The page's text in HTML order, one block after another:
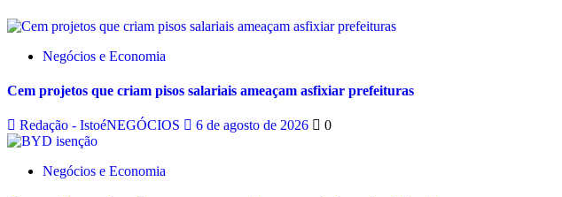
Negócios e Economia
Cem projetos que criam pisos salariais ameaçam asfixiar prefeituras
Redação - IstoéNEGÓCIOS 6 de agosto de 2026 0
Negócios e Economia